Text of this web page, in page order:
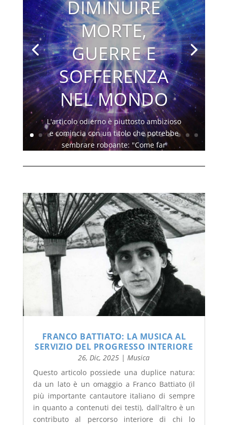
DIMINUIRE
MORTE,
GUERRE E
SOFFERENZA
NEL MONDO
L'articolo odierno è piuttosto ambizioso
e comincia con un titolo che potrebbe
sembrare roboante: "Come far
nel mondo"... Lo sembrerà pure, ma
energetico che sta dietro la sofferenza
nel mondo...
FRANCO BATTIATO: LA MUSICA AL
SERVIZIO DEL PROGRESSO INTERIORE
26, Dic, 2025 |Musica
Questo articolo possiede una duplice natura:
da un lato è un omaggio a Franco Battiato (il
più importante cantautore italiano di sempre
in quanto a contenuti dei testi), dall'altro è un
contributo al percorso interiore di chi lo